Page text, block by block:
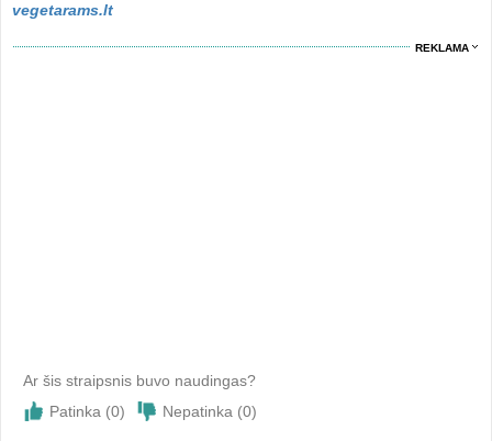
vegetarams.lt
REKLAMA
Ar šis straipsnis buvo naudingas?
Patinka (0) Nepatinka (0)